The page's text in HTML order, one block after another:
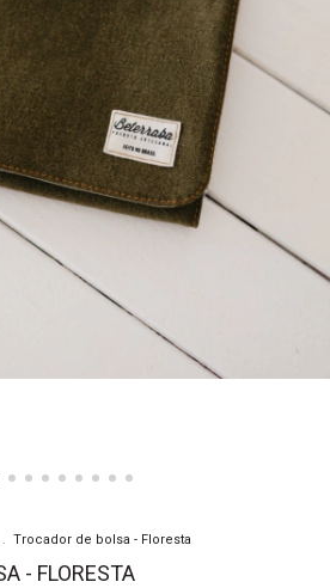
. Trocador de bolsa - Floresta
- FLORESTA